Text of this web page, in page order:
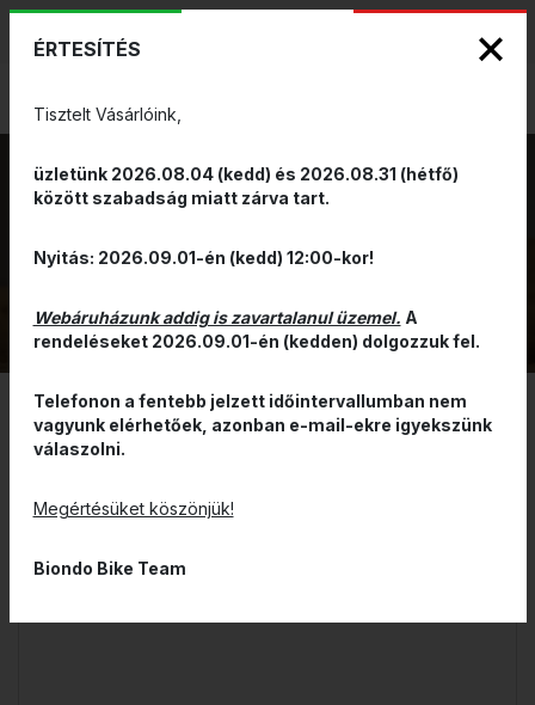
HUN
MINIPUMPA
SZŰRÉS
ÚJ!
ÉRTESÍTÉS
Tisztelt Vásárlóink,
üzletünk 2026.08.04 (kedd) és 2026.08.31 (hétfő)
között szabadság miatt zárva tart.
Nyitás: 2026.09.01-én (kedd) 12:00-kor!
Webáruházunk addig is zavartalanul üzemel. A
rendeléseket 2026.09.01-én (kedden) dolgozzuk fel.
Telefonon a fentebb jelzett időintervallumban nem
vagyunk elérhetőek, azonban e-mail-ekre igyekszünk
válaszolni.
Megértésüket köszönjük!
Biondo Bike Team